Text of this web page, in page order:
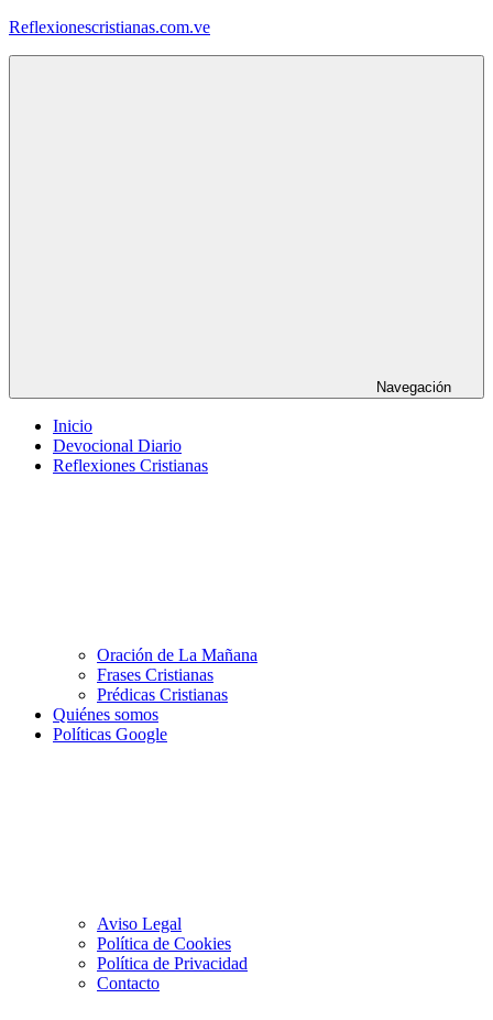
Saltar
Reflexionescristianas.com.ve
Navegación
Inicio
Devocional Diario
Reflexiones Cristianas
Oración de La Mañana
Frases Cristianas
Prédicas Cristianas
Quiénes somos
Políticas Google
Aviso Legal
Política de Cookies
Política de Privacidad
Contacto